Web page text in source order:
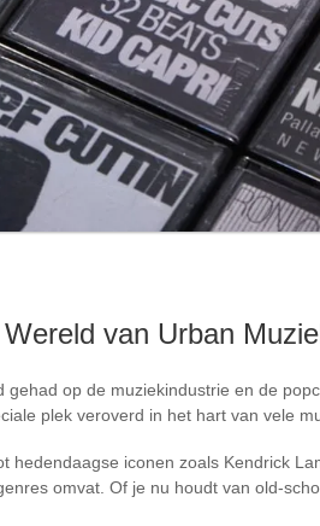
van Urban
op de muziekindustrie en de
plek veroverd in het hart van vele
hedendaagse iconen zoals Kendrick
omvat. Of je nu houdt van old-